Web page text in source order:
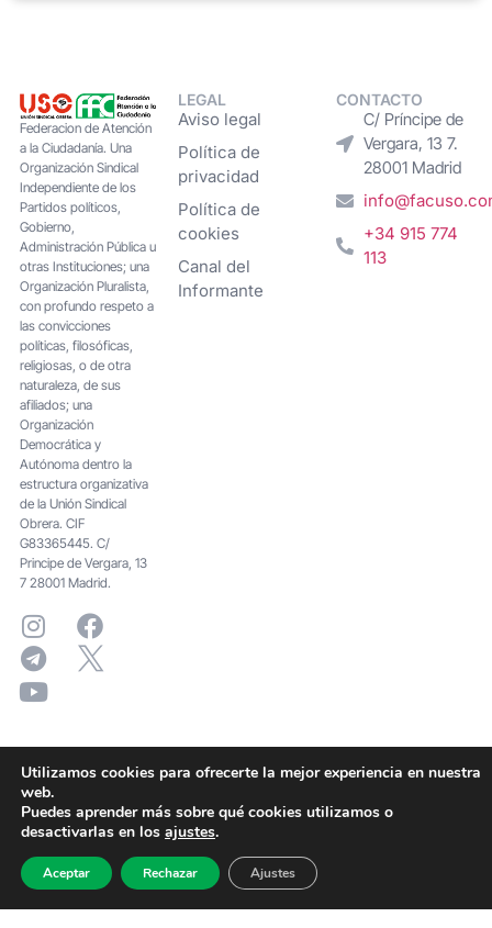
Federacion de Atención
a la Ciudadanía. Una
Organización Sindical
Independiente de los
Partidos políticos,
Gobierno,
Administración Pública u
otras Instituciones; una
Organización Pluralista,
con profundo respeto a
las convicciones
políticas, filosóficas,
religiosas, o de otra
naturaleza, de sus
afiliados; una
Organización
Democrática y
Autónoma dentro la
estructura organizativa
de la Unión Sindical
Obrera. CIF
G83365445. C/
Principe de Vergara, 13
7 28001 Madrid.
LEGAL
Aviso legal
Política de
privacidad
Política de
cookies
Canal del
Informante
CONTACTO
C/ Príncipe de
Vergara, 13 7.
28001 Madrid
+34 915 774
113
Utilizamos cookies para ofrecerte la mejor experiencia en nuestra
web.
Puedes aprender más sobre qué cookies utilizamos o
desactivarlas en los ajustes.
Aceptar Rechazar Ajustes